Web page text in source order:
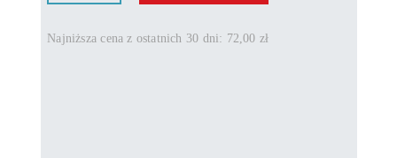
Najniższa cena z ostatnich 30 dni: 72,00 zł